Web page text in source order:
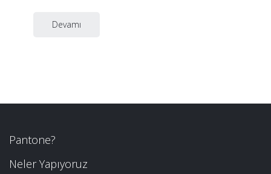
Devamı
Pantone?
Neler Yapıyoruz